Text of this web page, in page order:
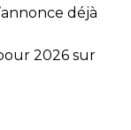
déjà
2026 sur